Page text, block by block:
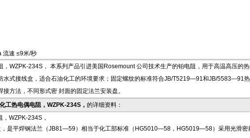
流速 ≤9米/秒
，WZPK-234S， 本系列产品引进美国Rosemount 公司技术生产的铂电阻，用于高温高压的
水式接线盒，适合石油化工的环境要求；固定螺纹的标准符合JB/T5219—91和JB/5583—91
接方法，不同形式密 封面的固定法兰安装盘。
工热电偶电阻，WZPK-234S， 的详细资料：
WZPK-234S，
，是平焊钢法兰（JB81—59）相当于化工部标准（HG5010—58，HG5019—58）采用光滑密